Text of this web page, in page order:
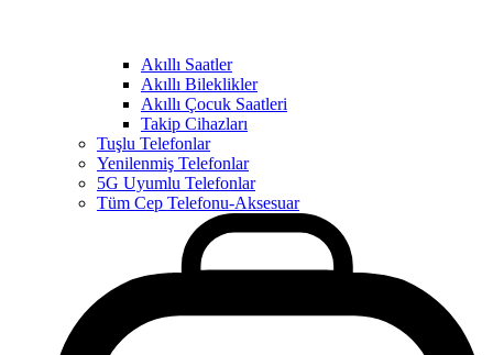
Akıllı Saatler
Akıllı Bileklikler
Akıllı Çocuk Saatleri
Takip Cihazları
Tuşlu Telefonlar
Yenilenmiş Telefonlar
5G Uyumlu Telefonlar
Tüm Cep Telefonu-Aksesuar